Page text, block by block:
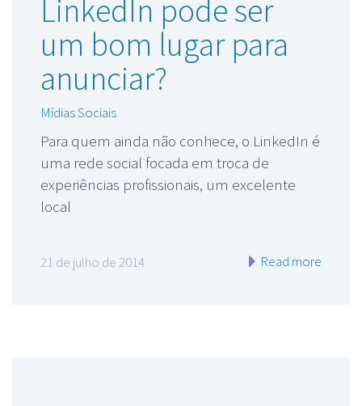
LinkedIn pode ser
um bom lugar para
anunciar?
Mídias Sociais
Para quem ainda não conhece, o LinkedIn é
uma rede social focada em troca de
experiências profissionais, um excelente
local
21 de julho de 2014 Read more